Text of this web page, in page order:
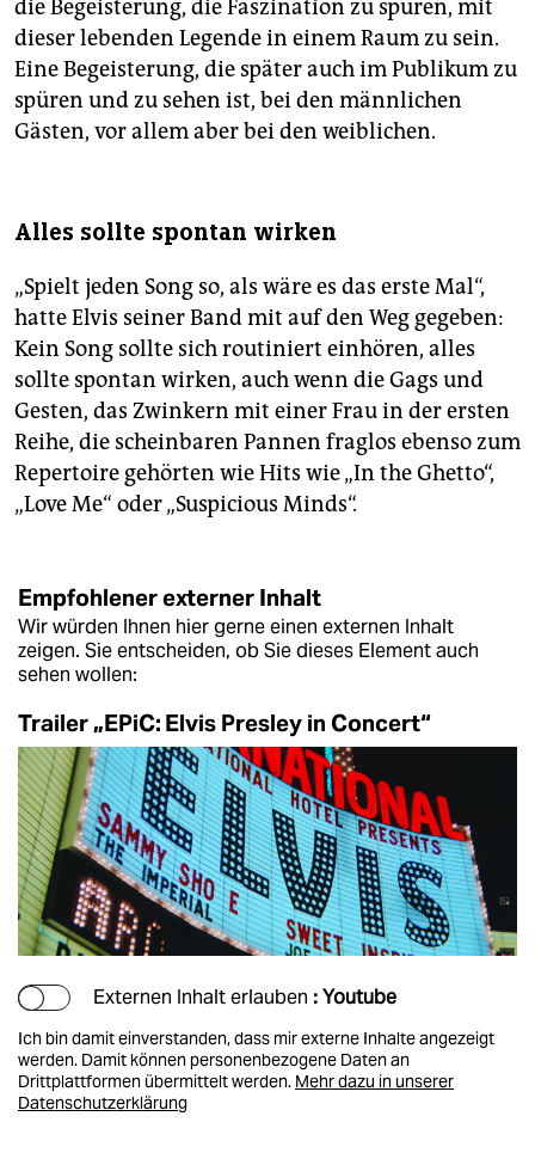
die Begeisterung, die Faszination zu spüren, mit
dieser lebenden Legende in einem Raum zu sein.
Eine Begeisterung, die später auch im Publikum zu
spüren und zu sehen ist, bei den männlichen
Gästen, vor allem aber bei den weiblichen.
Alles sollte spontan wirken
„Spielt jeden Song so, als wäre es das erste Mal“,
hatte Elvis seiner Band mit auf den Weg gegeben:
Kein Song sollte sich routiniert einhören, alles
sollte spontan wirken, auch wenn die Gags und
Gesten, das Zwinkern mit einer Frau in der ersten
Reihe, die scheinbaren Pannen fraglos ebenso zum
Repertoire gehörten wie Hits wie „In the Ghetto“,
„Love Me“ oder „Suspicious Minds“.
Empfohlener externer Inhalt
Wir würden Ihnen hier gerne einen externen Inhalt
zeigen. Sie entscheiden, ob Sie dieses Element auch
sehen wollen:
Trailer „EPiC: Elvis Presley in Concert“
Externen Inhalt erlauben : Youtube
Ich bin damit einverstanden, dass mir externe Inhalte angezeigt
werden. Damit können personenbezogene Daten an
Drittplattformen übermittelt werden. Mehr dazu in unserer
Datenschutzerklärung